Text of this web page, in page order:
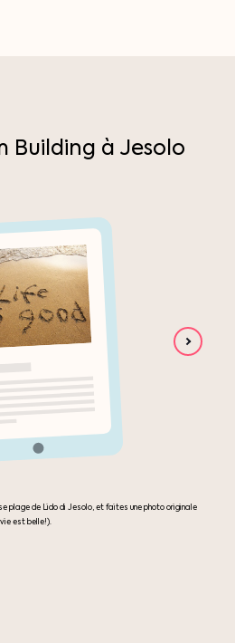
Building à Jesolo
plage de Lido di Jesolo, et faites une photo originale
est belle!).